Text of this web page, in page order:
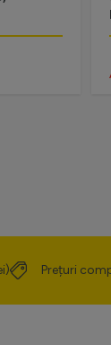
Prețuri